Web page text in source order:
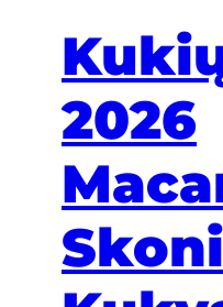
2026